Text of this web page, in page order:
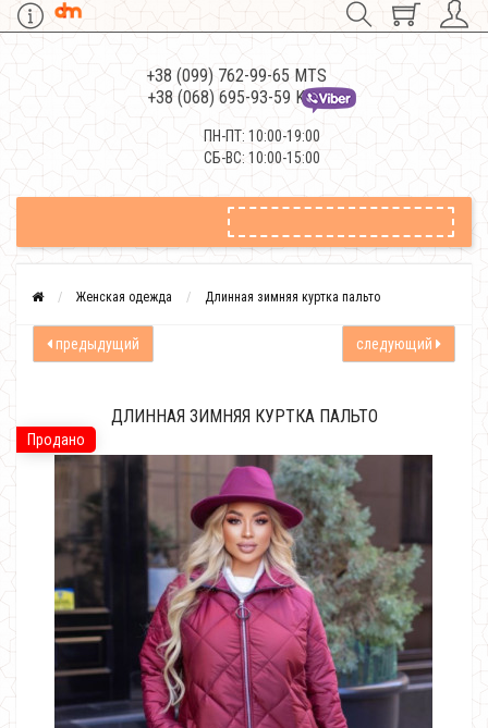
+38 (099) 762-99-65 MTS
+38 (068) 695-93-59 Kievstar
ПН-ПТ: 10:00-19:00
СБ-ВС: 10:00-15:00
Женская одежда Длинная зимняя куртка пальто
предыдущий следующий
Продано
ДЛИННАЯ ЗИМНЯЯ КУРТКА ПАЛЬТО